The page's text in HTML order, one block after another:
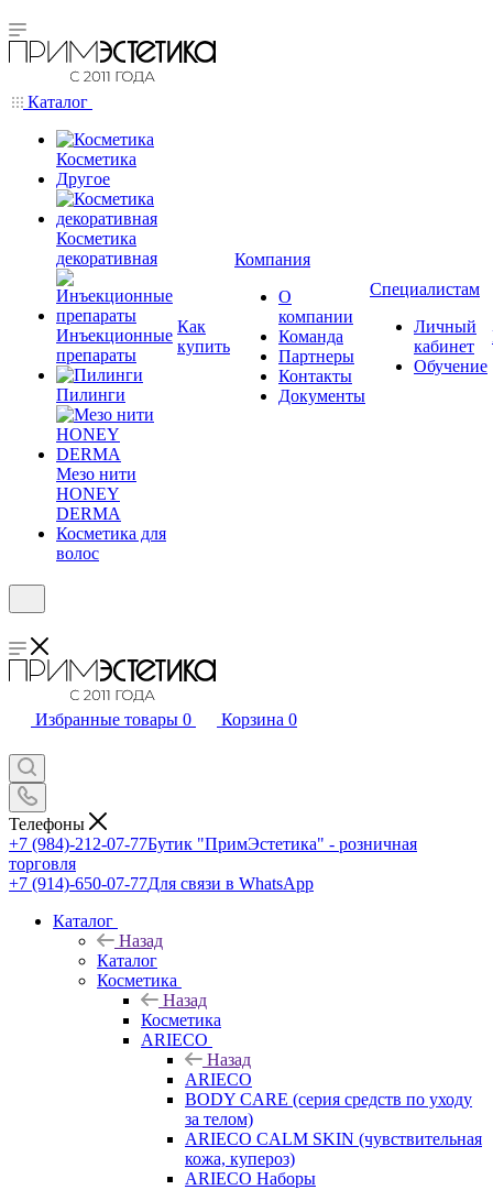
Каталог
Косметика
Другое
Косметика
декоративная
Инъекционные
препараты
Пилинги
Мезо нити
HONEY
DERMA
Косметика для
волос
Как
купить
Компания
О
компании
Команда
Партнеры
Контакты
Документы
Специалистам
Личный
кабинет
Обучение
Избранные товары 0 Корзина 0
Телефоны
+7 (984)-212-07-77Бутик "ПримЭстетика" - розничная
торговля
+7 (914)-650-07-77Для связи в WhatsApp
Каталог
Назад
Каталог
Косметика
Назад
Косметика
ARIECO
Назад
ARIECO
BODY CARE (серия средств по уходу
за телом)
ARIECO CALM SKIN (чувствительная
кожа, купероз)
ARIECO Наборы